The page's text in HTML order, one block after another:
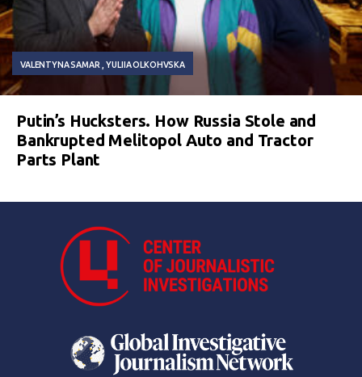
VALENTYNA SAMAR YULIIA OLKOHVSKA
Putin’s Hucksters. How Russia Stole and
Bankrupted Melitopol Auto and Tractor
Parts Plant